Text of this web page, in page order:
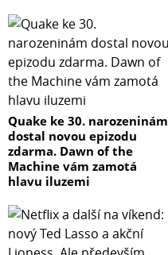
Quake ke 30. narozeninám
dostal novou epizodu
zdarma. Dawn of the
Machine vám zamotá
hlavu iluzemi